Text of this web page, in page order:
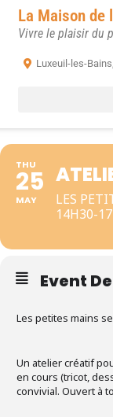
La Maison de
Vivre le plaisir du
Luxeuil-les-
THU
25
MAY
LES
14H30-
Event
Les petites mains
Un atelier créatif
en cours (tricot,
convivial. Ouvert à